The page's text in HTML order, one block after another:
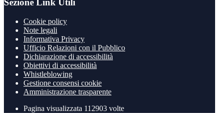
Sezione Link Utili
Cookie policy
Note legali
Informativa Privacy
Ufficio Relazioni con il Pubblico
Dichiarazione di accessibilità
Obiettivi di accessibilità
Whistleblowing
Gestione consensi cookie
Amministrazione trasparente
Pagina visualizzata 112903 volte